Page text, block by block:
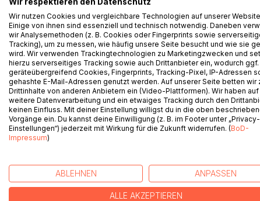
Vokabeln lernen ist einfach und macht Spaß,
zentraler Bedeutung.
Es umfasst 29 liebevoll und originell gestaltete
Vokabeln in großen Lettern auf Englisch (blau)
Die Lernhilfe ist so konzipiert, dass sie von
WEITERE TITEL BEI
Wir nutzen Cookies und vergleichbare Technologien auf unserer
Einige von ihnen sind essenziell und technisch notwendig. Daneben
wir Analysemethoden (z. B. Cookies oder Fingerprints sowie
Tracking), um zu messen, wie häufig unsere Seite besucht und wie sie
wird. Wir verwenden Trackingtechnologien zu Marketingzwecken und
hierzu serverseitiges Tracking sowie auch Drittanbieter ein, wodurch ggf.
geräteübergreifend Cookies, Fingerprints, Tracking-Pixel, IP-Adressen
gehashte E-Mail-Adressen genutzt werden. Auf unserer Seite betten wir
Drittinhalte von anderen Anbietern ein (Video-Plattformen). Wir haben
weitere Datenverarbeitung und ein etwaiges Tracking durch den
keinen Einfluss. Mit deiner Einstellung willigst du in die oben
Vorgänge ein. Du kannst deine Einwilligung (z. B. im Footer unter „Privacy-
Einstellungen“) jederzeit mit Wirkung für die Zukunft widerrufen. (BoD-
Impressum)
ABLEHNEN ANPASSEN
ALLE AKZEPTIEREN